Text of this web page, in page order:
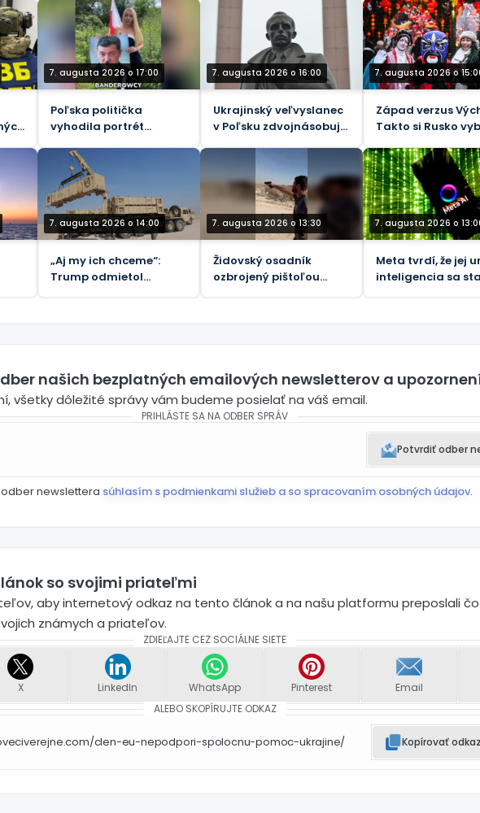
zmenšuje napriek
prudko rastúcim
životným
7. augusta 2026 o 17:00
Poľska politička
vyhodila portrét
koša (VIDEO)
7. augusta 2026 o 16:00
Ukrajinský veľvyslanec
v Poľsku zdvojnásobuje
kolaborantom
7. augusta 2026 o
Západ verzus
Takto si Rusko
7. augusta 2026 o 14:00
„Aj my ich chceme“:
Trump odmietol
7. augusta 2026 o 13:30
Židovský osadník
ozbrojený pištoľou
7. augusta 2026 o
Meta tvrdí, že jej
inteligencia sa
našich bezplatných emailových newsletterov a
všetky dôležité správy vám budeme posielať na váš email.
PRIHLÁSTE SA NA ODBER SPRÁV
Potvrdiť odber
newslettera súhlasím s podmienkami služieb a so spracovaním osobných údajov.
so svojimi priateľmi
aby internetový odkaz na tento článok a na našu platformu preposlali čo
známych a priateľov.
ZDIEĽAJTE CEZ SOCIÁLNE SIETE
X LinkedIn WhatsApp Pinterest Email
ALEBO SKOPÍRUJTE ODKAZ
clen-eu-nepodpori-spolocnu-pomoc-ukrajine/ Kopírovať